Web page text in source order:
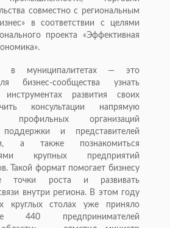
совместно с региональным
в соответствии с целями
проекта «Эффективная
в муниципалитетах — это
бизнес-сообщества узнать
развития своих
консультации напрямую
профильных организаций
поддержки и представителей
а также познакомиться
крупных предприятий
Такой формат помогает бизнесу
точки роста и развивать
внутри региона. В этом году
круглых столах уже приняло
440 предпринимателей